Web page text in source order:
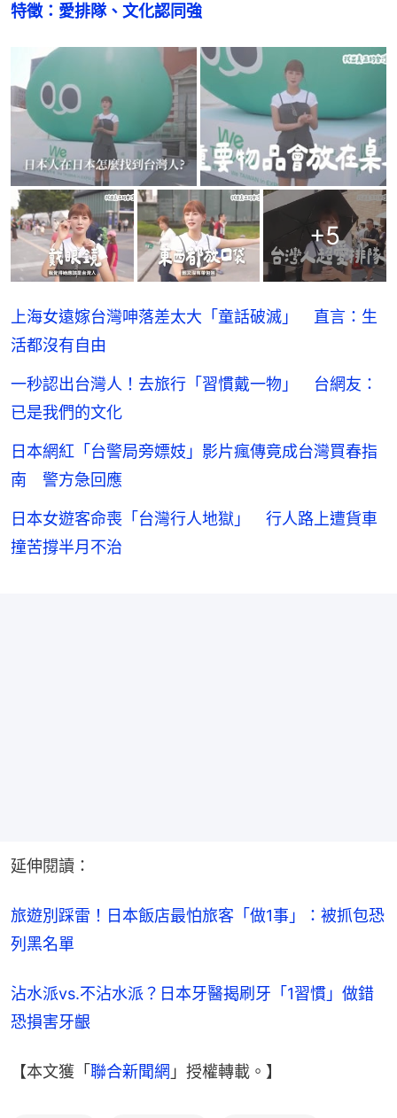
特徵：愛排隊、文化認同強
+5
上海女遠嫁台灣呻落差太大「童話破滅」 直言：生
活都沒有自由
一秒認出台灣人！去旅行「習慣戴一物」 台網友：
已是我們的文化
日本網紅「台警局旁嫖妓」影片瘋傳竟成台灣買春指
南 警方急回應
日本女遊客命喪「台灣行人地獄」 行人路上遭貨車
撞苦撐半月不治
延伸閱讀：
旅遊別踩雷！日本飯店最怕旅客「做1事」：被抓包恐
列黑名單
沾水派vs.不沾水派？日本牙醫揭刷牙「1習慣」做錯
恐損害牙齦
【本文獲「 聯合新聞網 」授權轉載。】